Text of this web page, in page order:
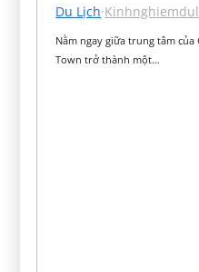
Du Lịch·
Nằm ngay giữa trung tâm của
Town trở thành một…